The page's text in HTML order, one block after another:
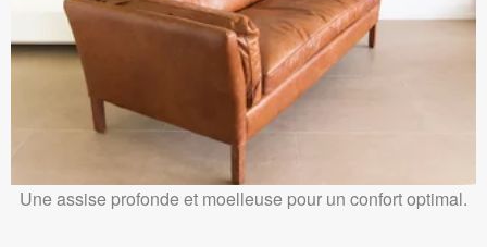
Une assise profonde et moelleuse pour un confort optimal.